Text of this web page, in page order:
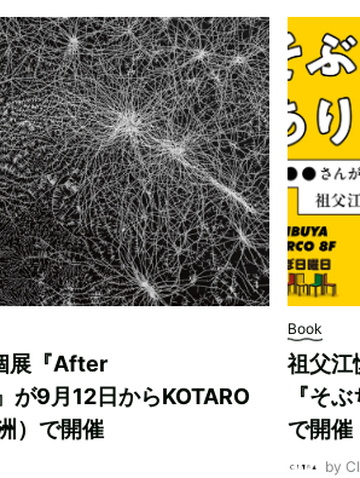
展『After
9月12日からKOTARO
）で開催
Book
祖父江
『そ
で開催
by